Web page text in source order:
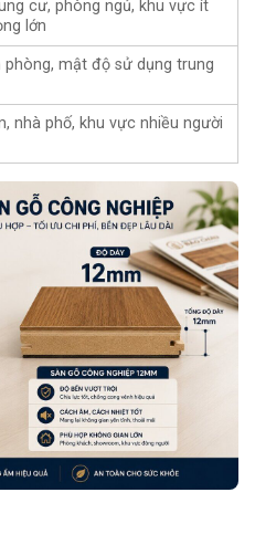
cư, phòng ngủ, khu vực ít
lớn
phòng, mật độ sử dụng trung
nhà phố, khu vực nhiều người